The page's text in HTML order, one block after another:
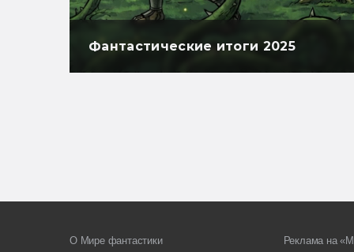
Фантастические итоги 2025
О Мире фантастики Реклама на